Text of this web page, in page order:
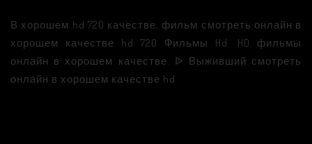
В хорошем hd 720 качестве, фильм смотреть онлайн в
хорошем качестве hd 720 Фильмы Hd. HD фильмы
онлайн в хорошем качестве. ᐉ Выживший смотреть
онлайн в хорошем качестве hd